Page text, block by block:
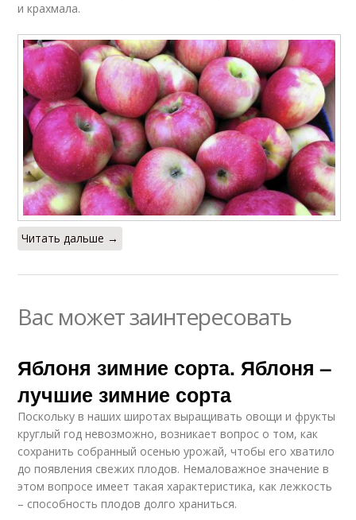
и крахмала.
Читать дальше →
Вас может заинтересовать
Яблоня зимние сорта. Яблоня –
лучшие зимние сорта
Поскольку в наших широтах выращивать овощи и фрукты
круглый год невозможно, возникает вопрос о том, как
сохранить собранный осенью урожай, чтобы его хватило
до появления свежих плодов. Немаловажное значение в
этом вопросе имеет такая характеристика, как лежкость
– способность плодов долго храниться.